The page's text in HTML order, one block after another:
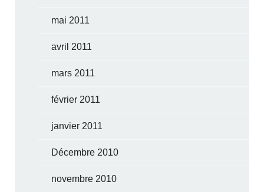
mai 2011
avril 2011
mars 2011
février 2011
janvier 2011
Décembre 2010
novembre 2010